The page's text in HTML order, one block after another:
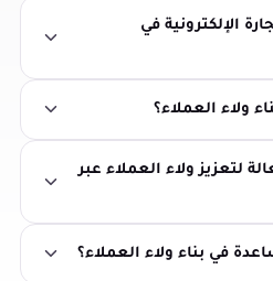
الإلكترونية في
ولاء العملاء؟
لتعزيز ولاء العملاء عبر